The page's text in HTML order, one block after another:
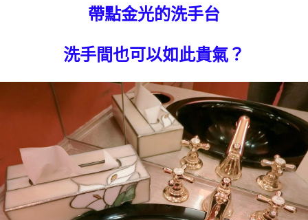
帶點金光的洗手台
洗手間也可以如此貴氣？